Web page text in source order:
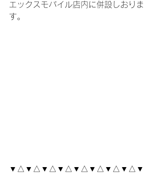
エックスモバイル店内に併設しおりま
す。
▼△▼△▼△▼△▼△▼△▼△▼△▼